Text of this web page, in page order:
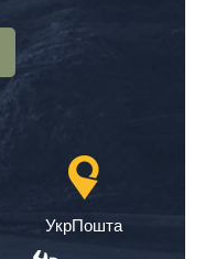
УкрПошта